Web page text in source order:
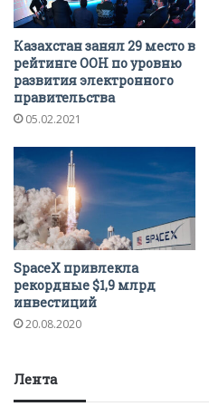
Казахстан занял 29 место в
рейтинге ООН по уровню
развития электронного
правительства
05.02.2021
SpaceX привлекла
рекордные $1,9 млрд
инвестиций
20.08.2020
Лента